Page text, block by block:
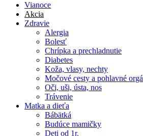
Vianoce
Akcia
Zdravie
Alergia
Bolesť
Chrípka a prechladnutie
Diabetes
Koža, vlasy, nechty
Močové cesty a pohlavné
Oči, uši, ústa, nos
Trávenie
Matka a dieťa
Bábätká
Budúce mamičky
Deti od 1r.